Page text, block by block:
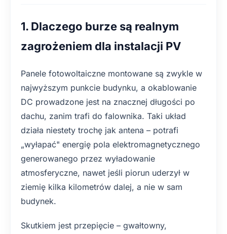
1. Dlaczego burze są realnym
zagrożeniem dla instalacji PV
Panele fotowoltaiczne montowane są zwykle w
najwyższym punkcie budynku, a okablowanie
DC prowadzone jest na znacznej długości po
dachu, zanim trafi do falownika. Taki układ
działa niestety trochę jak antena – potrafi
„wyłapać" energię pola elektromagnetycznego
generowanego przez wyładowanie
atmosferyczne, nawet jeśli piorun uderzył w
ziemię kilka kilometrów dalej, a nie w sam
budynek.
Skutkiem jest przepięcie – gwałtowny,